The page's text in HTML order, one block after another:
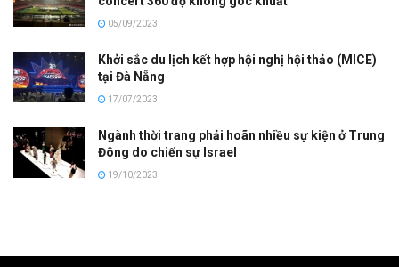
05/09/2023
Khởi sắc du lịch kết hợp hội nghị hội thảo (MICE)
tại Đà Nẵng
17/07/2023
Ngành thời trang phải hoãn nhiều sự kiện ở Trung
Đông do chiến sự Israel
19/10/2023